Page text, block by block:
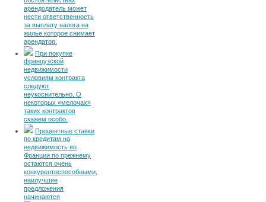
арендодатель может
нести ответственность
за выплату налога на
жилье которое снимает
арендатор.
При покупке
французской
недвижимости
условиям контракта
следуют
неукоснительно. О
некоторых «мелочах»
таких контрактов
скажем особо.
Процентные ставки
по кредитам на
недвижимость во
Франции по прежнему
остаются очень
конкурентоспособными,
наилучшие
предложения
начинаются